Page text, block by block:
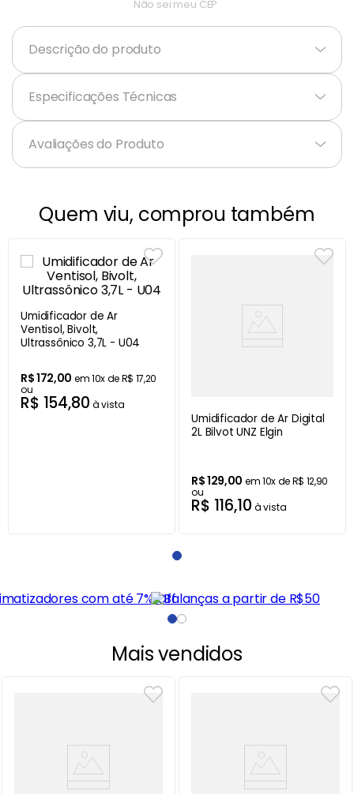
Não sei meu CEP
Descrição do produto +
Especificações Técnicas +
Avaliações do Produto
Quem viu, comprou também
Umidificador de Ar
Ventisol, Bivolt,
Ultrassônico 3,7L - U04
R$172,00 em10x deR$ 17,20
ou
R$ 154,80 à vista
Umidificador de Ar Digital
2L Bilvot UNZ Elgin
R$129,00 em10x deR$ 12,90
ou
R$ 116,10 à vista
Mais vendidos